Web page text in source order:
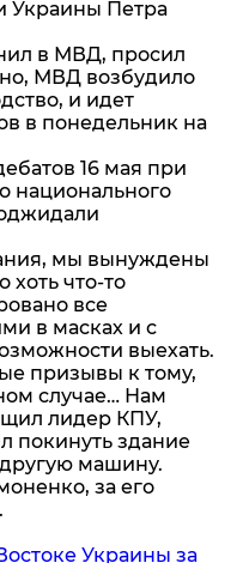
Украины Петра
в МВД, просил
МВД возбудило
и идет
в понедельник на
16 мая при
национального
мы вынуждены
хоть что-то
все
в масках и с
выехать.
призывы к тому,
случае… Нам
лидер КПУ,
покинуть здание
машину.
за его
Украины за